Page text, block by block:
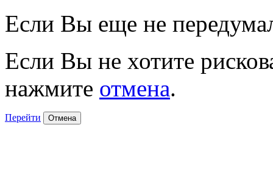
Если Вы еще не
Если Вы не хотите
нажмите отмена.
Перейти Отмена